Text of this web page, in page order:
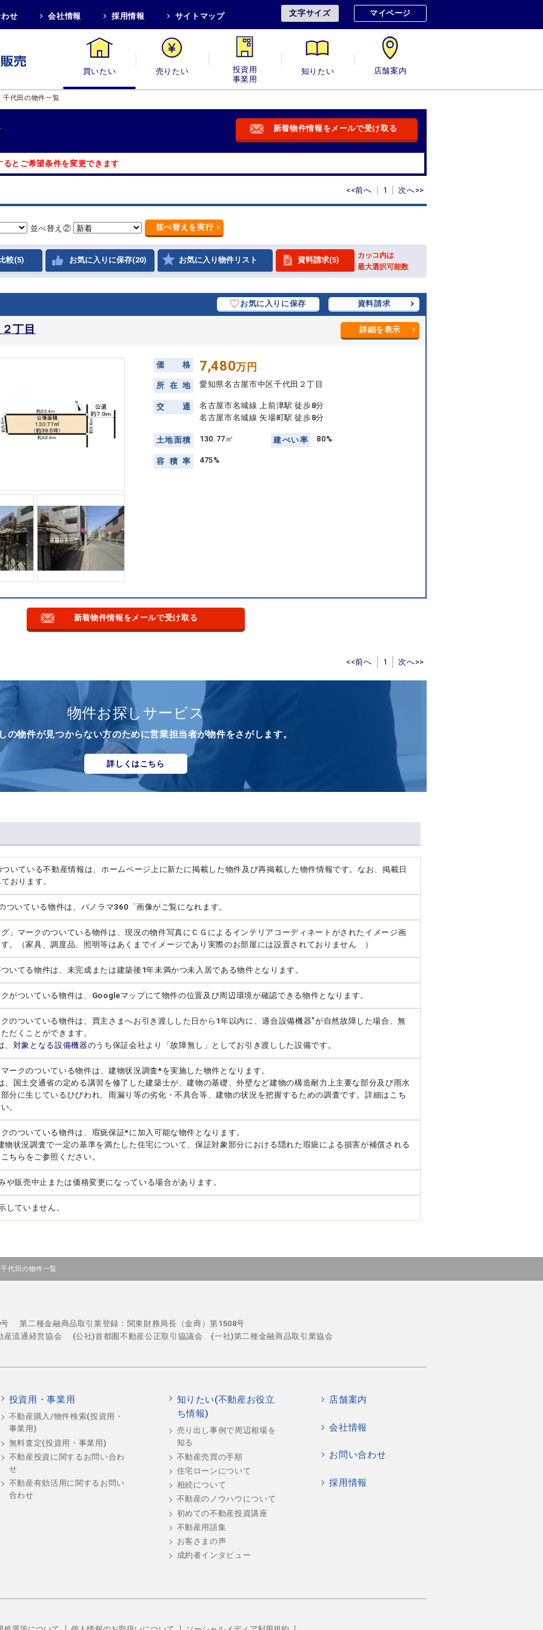
せ 会社情報 採用情報 サイトマップ 文字サイズ マイページ
買いたい 売りたい 投資用・事業用 知りたい 店舗案内
千代田の物件一覧
新着物件情報をメールで受け取る
るとご希望条件を変更できます
<<前へ 1 次へ>>
並べ替え② 並べ替え を実行
較(5) お気に入りに保存(20) お気に入り物件リスト 資料請求(5)
カッコ内は
最大選択可能数
お気に入りに保存 資料請求
丁目 詳細を表示
価 格 7,480万円
所 在 地 愛知県名古屋市中区千代田２丁目
交 通
名古屋市名城線 上前津駅 徒歩8分
名古屋市名城線 矢場町駅 徒歩8分
土地面積 130.77㎡ 建ぺい率 80%
容 積 率 475%
新着物件情報をメールで受け取る
<<前へ 1 次へ>>
物件お探しサービス
の物件が見つからない方のために営業担当者が物件をさがします。
詳しくはこちら
ついている不動産情報は、ホームページ上に新たに掲載した物件及び再掲載した物件情報です。なお、掲載日
おります。
ついている物件は、パノラマ360゜画像がご覧になれます。
」マークのついている物件は、現況の物件写真にＣＧによるインテリアコーディネートがされたイメージ画
。（家具、調度品、照明等はあくまでイメージであり実際のお部屋には設置されておりません ）
いてる物件は、未完成または建築後1年未満かつ未入居である物件となります。
がついている物件は、Googleマップにて物件の位置及び周辺環境が確認できる物件となります。
のついている物件は、買主さまへお引き渡しした日から1年以内に、適合設備機器*が自然故障した場合、無
だくことができます。
対象となる設備機器のうち保証会社より「故障無し」としてお引き渡しした設備です。
ークのついている物件は、建物状況調査*を実施した物件となります。
、国土交通省の定める講習を修了した建築士が、建物の基礎、外壁など建物の構造耐力上主要な部分及び雨水
分に生じているひびわれ、雨漏り等の劣化・不具合等、建物の状況を把握するための調査です。詳細は こち
。
のついている物件は、瑕疵保証*に加入可能な物件となります。
物状況調査で一定の基準を満たした住宅について、保証対象部分における隠れた瑕疵による損害が補償される
こちら をご参照ください。
販売中止または価格変更になっている場合があります。
していません。
千代田の物件一覧
号
第二種金融商品取引業登録：関東財務局長（金商）第1508号
産流通経営協会
(公社)首都圏不動産公正取引協議会 (一社)第二種金融商品取引業協会
投資用・事業用
不動産購入/物件検索(投資用・
事業用)
無料査定(投資用・事業用)
不動産投資に関するお問い合わ
せ
不動産有効活用に関するお問い
合わせ
知りたい(不動産お役立
ち情報)
売り出し事例で周辺相場を
知る
不動産売買の手順
住宅ローンについて
相続について
不動産のノウハウについて
初めての不動産投資講座
不動産用語集
お客さまの声
成約者インタビュー
店舗案内
会社情報
お問い合わせ
採用情報